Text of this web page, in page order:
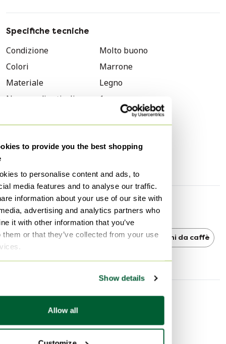
to provide you the best shopping
to personalise content and ads, to
media features and to analyse our traffic.
information about your use of our site with
advertising and analytics partners who
it with other information that you’ve
them or that they’ve collected from your use
Show details
Allow all
Specifiche tecniche
Condizione
Molto buono
Colori
Marrone
Materiale
Legno
Numero di articoli
1
Larghezza
90 cm
Scoprire di più
ABM ABM Tavolini da caffè Tavolini da caffè
Informazioni su questo venditore
Venditore privato